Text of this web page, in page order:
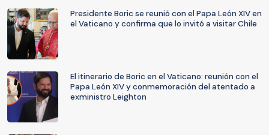
Presidente Boric se reunió con el Papa León XIV en
el Vaticano y confirma que lo invitó a visitar Chile
El itinerario de Boric en el Vaticano: reunión con el
Papa León XIV y conmemoración del atentado a
exministro Leighton